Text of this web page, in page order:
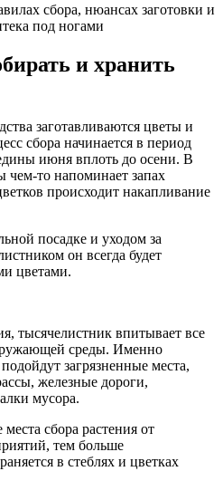
сбора, нюансах заготовки и
под ногами
и хранить
заготавливаются цветы и
сбора начинается в период
июня вплоть до осени. В
чем-то напоминает запах
происходит накапливание
посадке и уходом за
он всегда будет
цветами.
тысячелистник впитывает все
среды. Именно
загрязненные места,
железные дороги,
мусора.
сбора растения от
тем больше
в стеблях и цветках